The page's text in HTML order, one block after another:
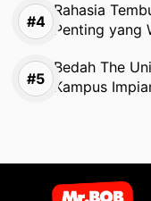
Rahasia
Penting yang
Bedah The
Kampus